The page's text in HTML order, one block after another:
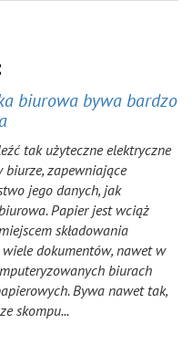
biurowa bywa bardzo
tak użyteczne elektryczne
biurze, zapewniające
jego danych, jak
Papier jest wciąż
składowania
dokumentów, nawet w
biurach
Bywa nawet tak,
skompu...